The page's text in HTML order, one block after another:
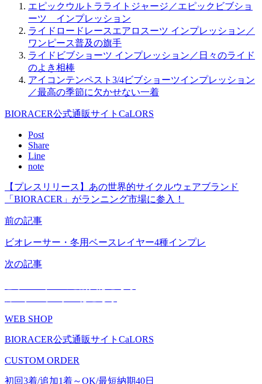
エピックウルトラライトジャージ／エピックビブショ
ーツ インプレッション
ライドロードレースエアロスーツ インプレッション／
ワンピース普及の旗手
ライドビブショーツ インプレッション／日々のライド
のよき相棒
アイコンテンペスト3/4ビブショーツインプレッション
／最高の季節に欠かせない一着
BIORACER公式通販サイトCaLORS
Post
Share
Line
note
【プレスリリース】あの世界的サイクルウェアブランド
「BIORACER」がランニング市場に参入！
前の記事
ビオレーサー・冬用ベースレイヤー4種インプレ
次の記事
WEB SHOP
BIORACER公式通販サイトCaLORS
CUSTOM ORDER
初回3着/追加1着～OK/最短納期40日